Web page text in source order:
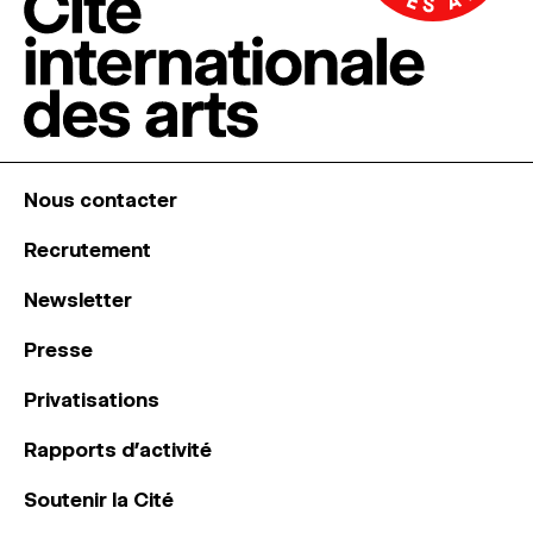
Nous contacter
Recrutement
Newsletter
Presse
Privatisations
Rapports d’activité
Soutenir la Cité